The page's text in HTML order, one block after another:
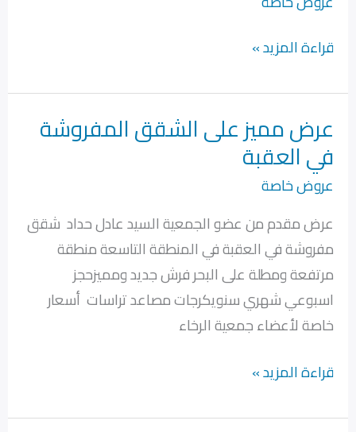
قراءة المزيد »
عرض مميز على الشقق المفروشة
في العقبة
عروض خاصة
عرض مقدم من عضو الجمعية السيد عادل حداد شقق
مفروشة في العقبة في المنطقة التاسعة منطقة
مرتفعة ومطلة على البحر فرش جديد ومميزحجز
اسبوعي شهري سنويكرجات مصاعد تراسات أسعار
خاصة لأعضاء جمعية الرخاء
عرض
مميز
على
الشقق
المفروشة
في
العقبة
قراءة المزيد »